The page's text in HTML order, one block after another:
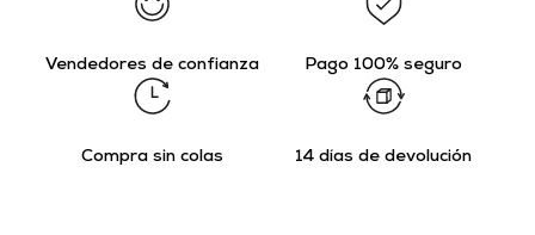
Vendedores de confianza Pago 100% seguro
Compra sin colas 14 días de devolución